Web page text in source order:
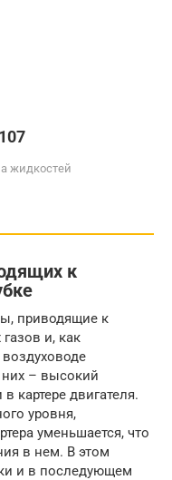
жидкостей
к
приводящие к
и, как
– высокий
картере двигателя.
уровня,
уменьшается, что
в нем. В этом
и в последующем